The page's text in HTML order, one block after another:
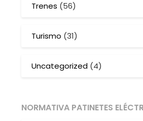
Trenes (56)
Turismo (31)
Uncategorized (4)
NORMATIVA PATINETES